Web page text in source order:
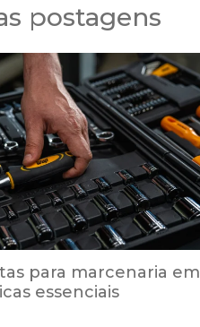
postagens
para marcenaria em
essenciais